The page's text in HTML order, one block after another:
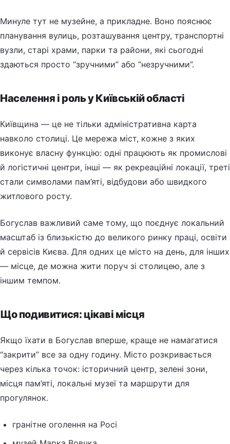
Минуле тут не музейне, а прикладне. Воно пояснює
планування вулиць, розташування центру, транспортні
вузли, старі храми, парки та райони, які сьогодні
здаються просто “зручними” або “незручними”.
Населення і роль у Київській області
Київщина — це не тільки адміністративна карта
навколо столиці. Це мережа міст, кожне з яких
виконує власну функцію: одні працюють як промислові
й логістичні центри, інші — як рекреаційні локації, треті
стали символами пам’яті, відбудови або швидкого
житлового росту.
Богуслав важливий саме тому, що поєднує локальний
масштаб із близькістю до великого ринку праці, освіти
й сервісів Києва. Для одних це місто на день, для інших
— місце, де можна жити поруч зі столицею, але з
іншим темпом.
Що подивитися: цікаві місця
Якщо їхати в Богуслав вперше, краще не намагатися
“закрити” все за одну годину. Місто розкривається
через кілька точок: історичний центр, зелені зони,
місця пам’яті, локальні музеї та маршрути для
прогулянок.
гранітне оголення на Росі